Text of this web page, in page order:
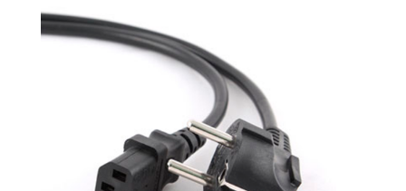
компании